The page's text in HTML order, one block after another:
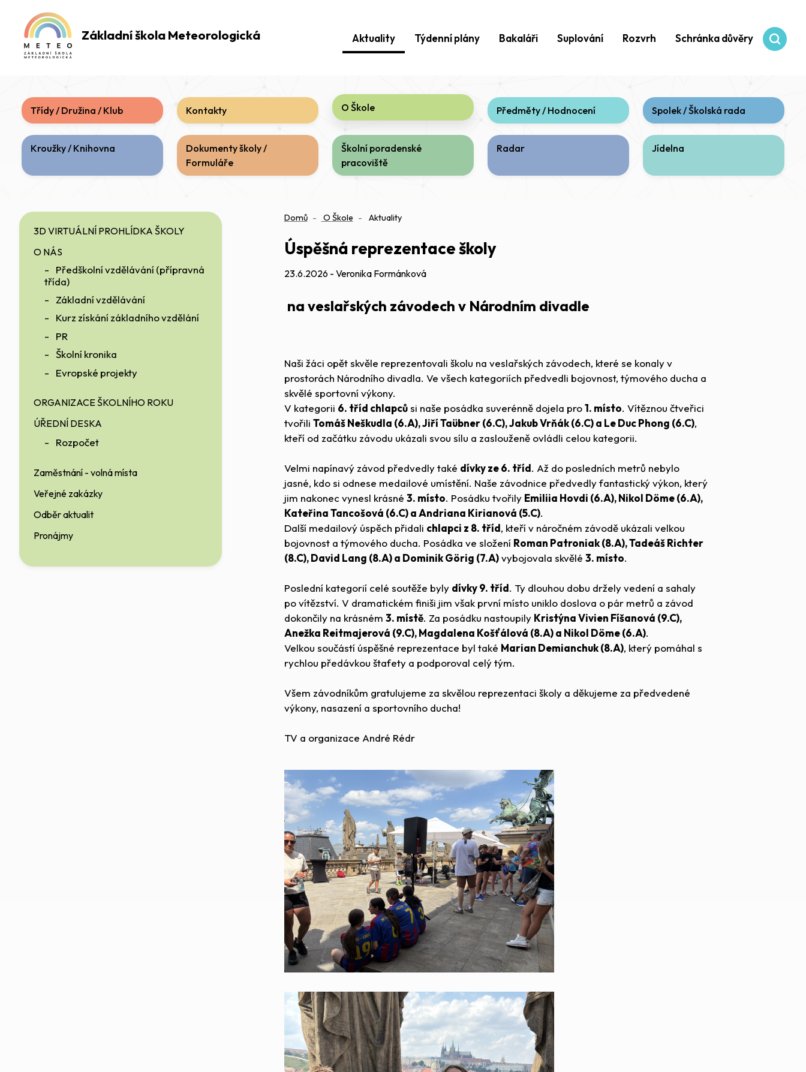
Základní škola Meteorologická Aktuality Týdenní plány Bakaláři Suplování Rozvrh Schránka důvěry
Třídy / Družina / Klub Kontakty O Škole Předměty / Hodnocení Spolek / Školská rada
Kroužky / Knihovna
Dokumenty školy /
Formuláře
Školní poradenské
pracoviště
Radar Jídelna
3D VIRTUÁLNÍ PROHLÍDKA ŠKOLY
O NÁS
Předškolní vzdělávání (přípravná
třída)
Základní vzdělávání
Kurz získání základního vzdělání
PR
Školní kronika
Evropské projekty
ORGANIZACE ŠKOLNÍHO ROKU
ÚŘEDNÍ DESKA
Rozpočet
Zaměstnání - volná místa
Veřejné zakázky
Odběr aktualit
Pronájmy
Domů O Škole Aktuality
Úspěšná reprezentace školy
23.6.2026 - Veronika Formánková
na veslařských závodech v Národním divadle
Naši žáci opět skvěle reprezentovali školu na veslařských závodech, které se konaly v
prostorách Národního divadla. Ve všech kategoriích předvedli bojovnost, týmového ducha a
skvělé sportovní výkony.
V kategorii 6. tříd chlapcůsi naše posádka suverénně dojela pro1. místo. Vítěznou čtveřici
tvořili Tomáš Neškudla (6.A), Jiří Taübner (6.C), Jakub Vrňák (6.C) a Le Duc Phong (6.C),
kteří od začátku závodu ukázali svou sílu a zaslouženě ovládli celou kategorii.
Velmi napínavý závod předvedly také dívky ze 6. tříd. Až do posledních metrů nebylo
jasné, kdo si odnese medailové umístění. Naše závodnice předvedly fantastický výkon, který
jim nakonec vynesl krásné 3. místo. Posádku tvořily Emiliia Hovdi (6.A), Nikol Döme (6.A),
Kateřina Tancošová (6.C) a Andriana Kirianová (5.C).
Další medailový úspěch přidali chlapci z 8. tříd, kteří v náročném závodě ukázali velkou
bojovnost a týmového ducha. Posádka ve složení Roman Patroniak (8.A), Tadeáš Richter
(8.C), David Lang (8.A) a Dominik Görig (7.A)vybojovala skvělé 3. místo.
Poslední kategorií celé soutěže byly dívky 9. tříd. Ty dlouhou dobu držely vedení a sahaly
po vítězství. V dramatickém finiši jim však první místo uniklo doslova o pár metrů a závod
dokončily na krásném 3. místě. Za posádku nastoupily Kristýna Vivien Fíšanová (9.C),
Anežka Reitmajerová (9.C), Magdalena Košťálová (8.A) a Nikol Döme (6.A).
Velkou součástí úspěšné reprezentace byl také Marian Demianchuk (8.A), který pomáhal s
rychlou předávkou štafety a podporoval celý tým.
Všem závodníkům gratulujeme za skvělou reprezentaci školy a děkujeme za předvedené
výkony, nasazení a sportovního ducha!
TV a organizace André Rédr